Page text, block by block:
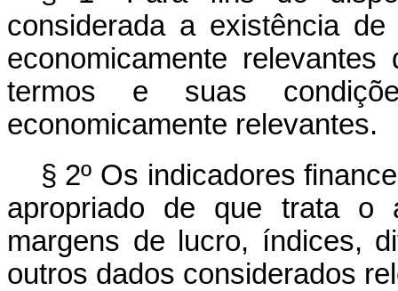
considerada a existência
economicamente
termos e suas
economicamente relevantes.
§ 2º Os indicadores
apropriado de que trata o
margens de lucro, índices,
outros dados considerados